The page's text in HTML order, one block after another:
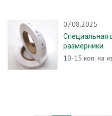
07.08.2025
Специальная
размерники
10-15 коп. на